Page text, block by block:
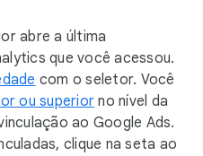
abre a última
que você acessou.
com o seletor. Você
ou superiorno nível da
ao Google Ads.
clique na seta ao